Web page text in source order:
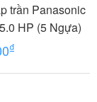
trần Panasonic
HP (5 Ngựa)
₫